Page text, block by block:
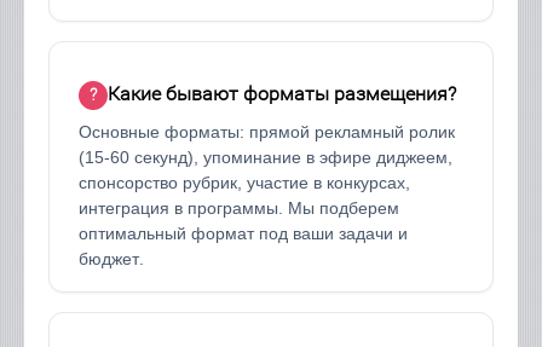
Какие бывают форматы размещения?
Основные форматы: прямой рекламный ролик
(15-60 секунд), упоминание в эфире диджеем,
спонсорство рубрик, участие в конкурсах,
интеграция в программы. Мы подберем
оптимальный формат под ваши задачи и
бюджет.